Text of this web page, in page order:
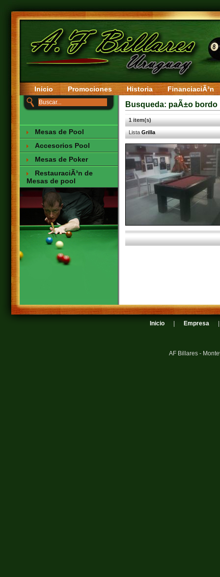
Inicio Promociones Historia FinanciaciÃ³n
Mesas de Pool
Accesorios Pool
Mesas de Poker
RestauraciÃ³n de
Mesas de pool
Busqueda: paÃ±o bordo
1 item(s)
ListaGrilla
Inicio Empresa
AF Billares -